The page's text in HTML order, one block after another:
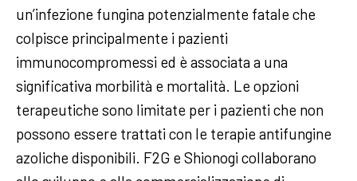
un’infezione fungina potenzialmente fatale che
colpisce principalmente i pazienti
immunocompromessi ed è associata a una
significativa morbilità e mortalità. Le opzioni
terapeutiche sono limitate per i pazienti che non
possono essere trattati con le terapie antifungine
azoliche disponibili. F2G e Shionogi collaborano